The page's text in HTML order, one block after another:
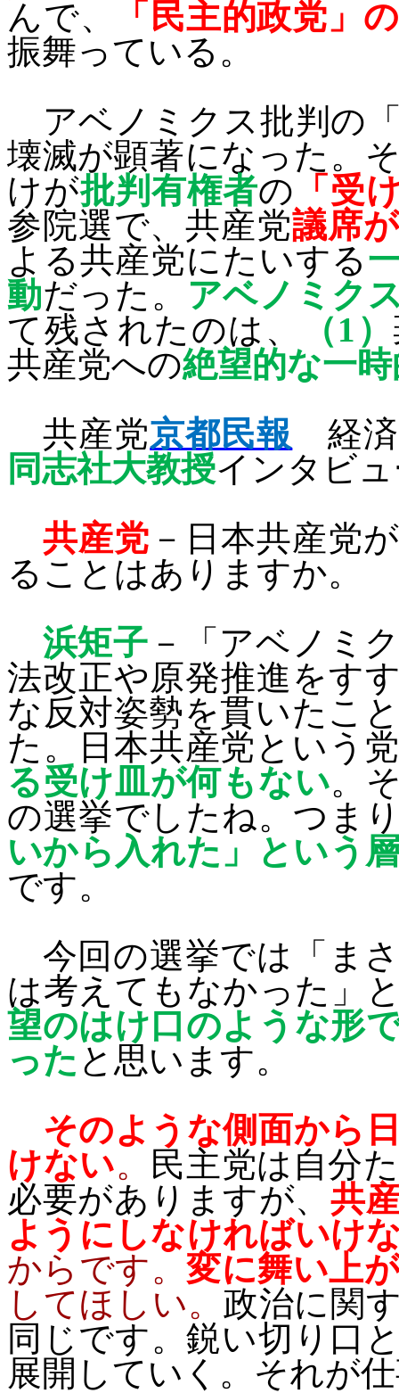
んで、
「民主的政党」
振舞っている。
アベノミクス批判の
壊滅が顕著になった。
けが批判有権者の 「受
参院選で、共産党議席
よる共産党にたいする
動だった。
アベノミク
て残されたのは、
（1 ）
共産党への絶望的な一
共産党京都民報
経済
同志社大教授インタビ
共産党 － 日本共産党
ることはありますか。
浜矩子 －
「アベノミ
法改正や原発推進をす
な反対姿勢を貫いたこ
た。日本共産党という
る受け皿が何もない。
の選挙でしたね。つま
いから入れた」という
です。
今回の選挙では「ま
は考えてもなかった」
望のはけ口のような形
った と思います。
そのような側面から
けない。
民主党は自分
必要がありますが、 共
ようにしなければいけ
からです。変に舞い上
してほしい。 政治に関
同じです。鋭い切り口
展開していく。それが